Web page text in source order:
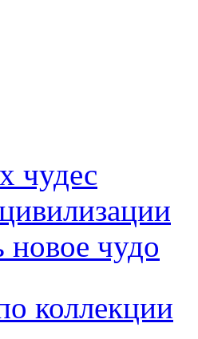
чудес
новое чудо
коллекции